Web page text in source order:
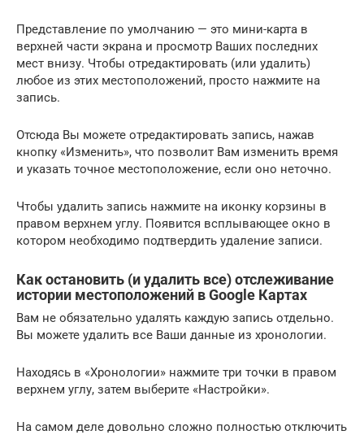
Представление по умолчанию — это мини-карта в
верхней части экрана и просмотр Ваших последних
мест внизу. Чтобы отредактировать (или удалить)
любое из этих местоположений, просто нажмите на
запись.
Отсюда Вы можете отредактировать запись, нажав
кнопку «Изменить», что позволит Вам изменить время
и указать точное местоположение, если оно неточно.
Чтобы удалить запись нажмите на иконку корзины в
правом верхнем углу. Появится всплывающее окно в
котором необходимо подтвердить удаление записи.
Как остановить (и удалить все) отслеживание
истории местоположений в Google Картах
Вам не обязательно удалять каждую запись отдельно.
Вы можете удалить все Ваши данные из хронологии.
Находясь в «Хронологии» нажмите три точки в правом
верхнем углу, затем выберите «Настройки».
На самом деле довольно сложно полностью отключить